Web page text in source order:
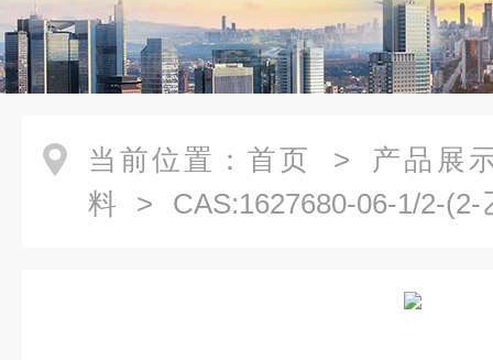
当前位置： 首页 > 产品展
料 > CAS:1627680-06-1/2-